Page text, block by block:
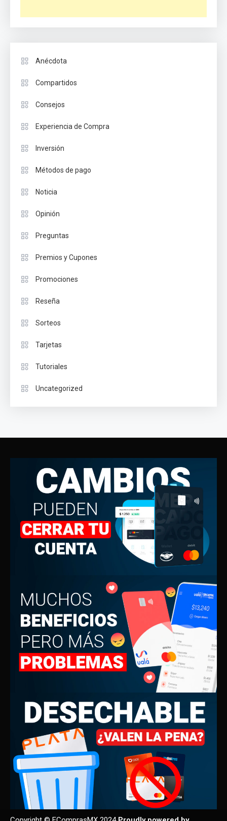
Anécdota
Compartidos
Consejos
Experiencia de Compra
Inversión
Métodos de pago
Noticia
Opinión
Preguntas
Premios y Cupones
Promociones
Reseña
Sorteos
Tarjetas
Tutoriales
Uncategorized